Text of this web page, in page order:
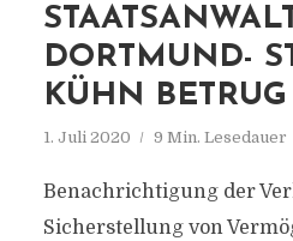
DORTMUND-
KÜHN BETRUG
1. Juli 2020 9 Min. Lesedauer
Benachrichtigung der
Sicherstellung von